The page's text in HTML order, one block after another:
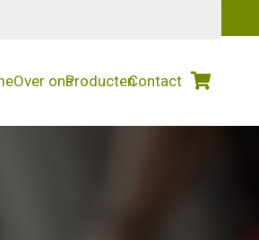
Over onsProductenContact